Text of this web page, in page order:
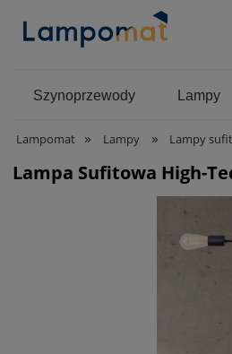
Szynoprzewody Lampy
Lampomat » Lampy » Lampy
Lampa Sufitowa High-